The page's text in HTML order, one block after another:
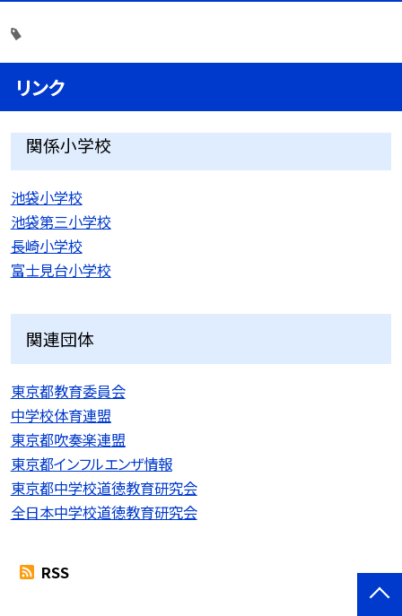
リンク
関係小学校
池袋小学校
池袋第三小学校
長崎小学校
富士見台小学校
関連団体
東京都教育委員会
中学校体育連盟
東京都吹奏楽連盟
東京都インフルエンザ情報
東京都中学校道徳教育研究会
全日本中学校道徳教育研究会
RSS